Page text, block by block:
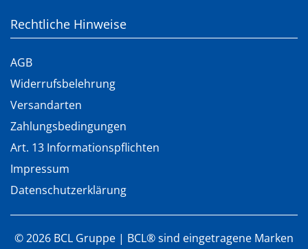
Rechtliche Hinweise
AGB
Widerrufsbelehrung
Versandarten
Zahlungsbedingungen
Art. 13 Informationspflichten
Impressum
Datenschutzerklärung
©2026 BCL Gruppe | BCL® sind eingetragene Marken